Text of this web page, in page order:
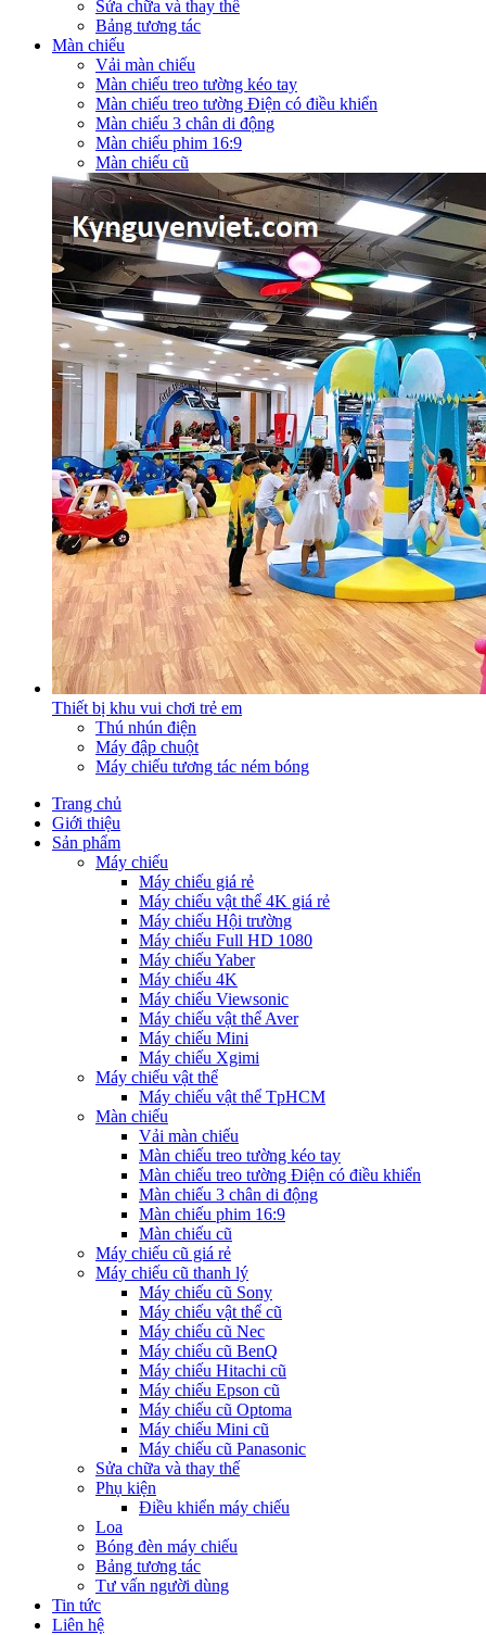
Sửa chữa và thay thế
Bảng tương tác
Màn chiếu
Vải màn chiếu
Màn chiếu treo tường kéo tay
Màn chiếu treo tường Điện có điều khiển
Màn chiếu 3 chân di động
Màn chiếu phim 16:9
Màn chiếu cũ
Thiết bị khu vui chơi trẻ em
Thú nhún điện
Máy đập chuột
Máy chiếu tương tác ném bóng
Trang chủ
Giới thiệu
Sản phẩm
Máy chiếu
Máy chiếu giá rẻ
Máy chiếu vật thể 4K giá rẻ
Máy chiếu Hội trường
Máy chiếu Full HD 1080
Máy chiếu Yaber
Máy chiếu 4K
Máy chiếu Viewsonic
Máy chiếu vật thể Aver
Máy chiếu Mini
Máy chiếu Xgimi
Máy chiếu vật thể
Máy chiếu vật thể TpHCM
Màn chiếu
Vải màn chiếu
Màn chiếu treo tường kéo tay
Màn chiếu treo tường Điện có điều khiển
Màn chiếu 3 chân di động
Màn chiếu phim 16:9
Màn chiếu cũ
Máy chiếu cũ giá rẻ
Máy chiếu cũ thanh lý
Máy chiếu cũ Sony
Máy chiếu vật thể cũ
Máy chiếu cũ Nec
Máy chiếu cũ BenQ
Máy chiếu Hitachi cũ
Máy chiếu Epson cũ
Máy chiếu cũ Optoma
Máy chiếu Mini cũ
Máy chiếu cũ Panasonic
Sửa chữa và thay thế
Phụ kiện
Điều khiển máy chiếu
Loa
Bóng đèn máy chiếu
Bảng tương tác
Tư vấn người dùng
Tin tức
Liên hệ